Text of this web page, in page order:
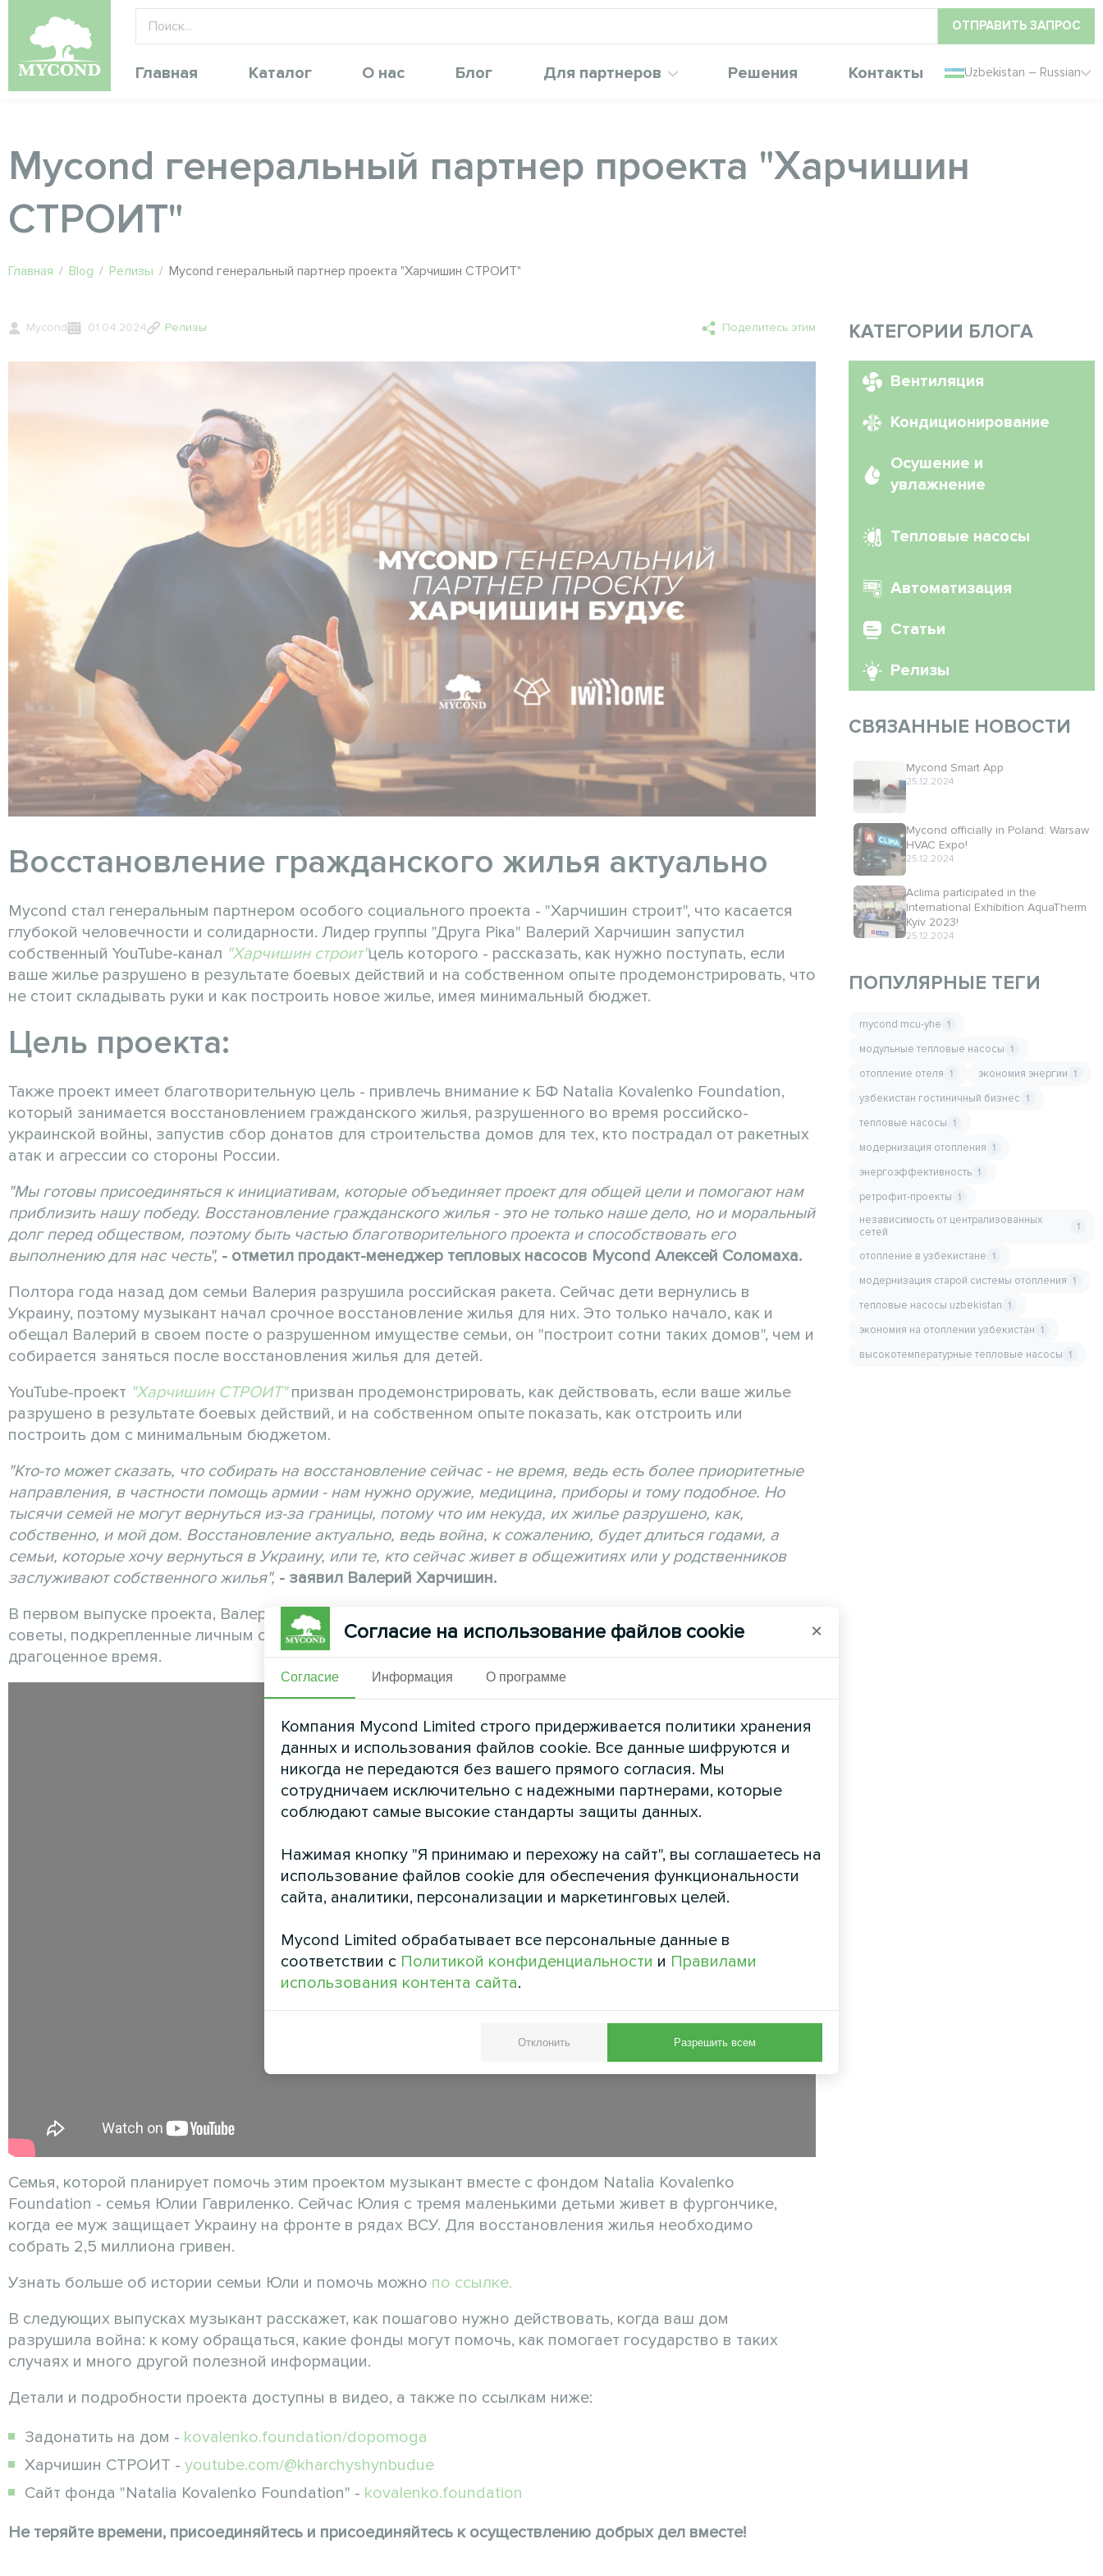
ОТПРАВИТЬ ЗАПРОС
Главная Каталог О нас Блог Для партнеров Решения Контакты Uzbekistan – Russian
Mycond генеральный партнер проекта "Харчишин
СТРОИТ"
Главная / Blog / Релизы / Mycond генеральный партнер проекта "Харчишин СТРОИТ"
Mycond 01.04.2024 Релизы Поделитесь этим
Восстановление гражданского жилья актуально
Mycond стал генеральным партнером особого социального проекта - "Харчишин строит", что касается
глубокой человечности и солидарности. Лидер группы "Друга Ріка" Валерий Харчишин запустил
собственный YouTube-канал "Харчишин строит"цель которого - рассказать, как нужно поступать, если
ваше жилье разрушено в результате боевых действий и на собственном опыте продемонстрировать, что
не стоит складывать руки и как построить новое жилье, имея минимальный бюджет.
Цель проекта:
Также проект имеет благотворительную цель - привлечь внимание к БФ Natalia Kovalenko Foundation,
который занимается восстановлением гражданского жилья, разрушенного во время российско-
украинской войны, запустив сбор донатов для строительства домов для тех, кто пострадал от ракетных
атак и агрессии со стороны России.
"Мы готовы присоединяться к инициативам, которые объединяет проект для общей цели и помогают нам
приблизить нашу победу. Восстановление гражданского жилья - это не только наше дело, но и моральный
долг перед обществом, поэтому быть частью благотворительного проекта и способствовать его
выполнению для нас честь", - отметил продакт-менеджер тепловых насосов Mycond Алексей Соломаха.
Полтора года назад дом семьи Валерия разрушила российская ракета. Сейчас дети вернулись в
Украину, поэтому музыкант начал срочное восстановление жилья для них. Это только начало, как и
обещал Валерий в своем посте о разрушенном имуществе семьи, он "построит сотни таких домов", чем и
собирается заняться после восстановления жилья для детей.
YouTube-проект "Харчишин СТРОИТ"призван продемонстрировать, как действовать, если ваше жилье
разрушено в результате боевых действий, и на собственном опыте показать, как отстроить или
построить дом с минимальным бюджетом.
"Кто-то может сказать, что собирать на восстановление сейчас - не время, ведь есть более приоритетные
направления, в частности помощь армии - нам нужно оружие, медицина, приборы и тому подобное. Но
тысячи семей не могут вернуться из-за границы, потому что им некуда, их жилье разрушено, как,
собственно, и мой дом. Восстановление актуально, ведь война, к сожалению, будет длиться годами, а
семьи, которые хочу вернуться в Украину, или те, кто сейчас живет в общежитиях или у родственников
заслуживают собственного жилья", - заявил Валерий Харчишин.
В первом выпуске проекта, Валерий делится, какие ошибки он допустил в ходе строительства и дает
советы, подкрепленные личным опытом, как надо действовать, чтобы не тратить зря деньги и
драгоценное время.
Семья, которой планирует помочь этим проектом музыкант вместе с фондом Natalia Kovalenko
Foundation - семья Юлии Гавриленко. Сейчас Юлия с тремя маленькими детьми живет в фургончике,
когда ее муж защищает Украину на фронте в рядах ВСУ. Для восстановления жилья необходимо
собрать 2,5 миллиона гривен.
Узнать больше об истории семьи Юли и помочь можно по ссылке.
В следующих выпусках музыкант расскажет, как пошагово нужно действовать, когда ваш дом
разрушила война: к кому обращаться, какие фонды могут помочь, как помогает государство в таких
случаях и много другой полезной информации.
Детали и подробности проекта доступны в видео, а также по ссылкам ниже:
Задонатить на дом - kovalenko.foundation/dopomoga
Харчишин СТРОИТ - youtube.com/@kharchyshynbudue
Сайт фонда "Natalia Kovalenko Foundation" - kovalenko.foundation
Не теряйте времени, присоединяйтесь и присоединяйтесь к осуществлению добрых дел вместе!
КАТЕГОРИИ БЛОГА
Вентиляция
Кондиционирование
Осушение и
увлажнение
Тепловые насосы
Автоматизация
Статьи
Релизы
СВЯЗАННЫЕ НОВОСТИ
Mycond Smart App
25.12.2024
Mycond officially in Poland: Warsaw
HVAC Expo!
25.12.2024
Aclima participated in the
International Exhibition AquaTherm
Kyiv 2023!
25.12.2024
ПОПУЛЯРНЫЕ ТЕГИ
mycond mcu-yhe 1
модульные тепловые насосы 1
отопление отеля 1 экономия энергии 1
узбекистан гостиничный бизнес 1
тепловые насосы 1
модернизация отопления 1
энергоэффективность 1
ретрофит-проекты 1
независимость от централизованных
сетей
1
отопление в узбекистане 1
модернизация старой системы отопления 1
тепловые насосы uzbekistan 1
экономия на отоплении узбекистан 1
высокотемпературные тепловые насосы 1
Согласие на использование файлов cookie ×
Согласие Информация О программе
Компания Mycond Limited строго придерживается политики хранения
данных и использования файлов cookie. Все данные шифруются и
никогда не передаются без вашего прямого согласия. Мы
сотрудничаем исключительно с надежными партнерами, которые
соблюдают самые высокие стандарты защиты данных.
Нажимая кнопку "Я принимаю и перехожу на сайт", вы соглашаетесь на
использование файлов cookie для обеспечения функциональности
сайта, аналитики, персонализации и маркетинговых целей.
Mycond Limited обрабатывает все персональные данные в
соответствии с Политикой конфиденциальности и Правилами
использования контента сайта.
Отклонить Разрешить всем